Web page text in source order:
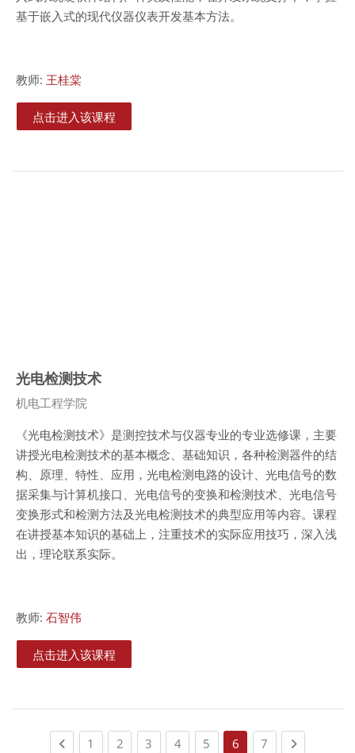
基于嵌入式的现代仪器仪表开发基本方法。
教师: 王桂棠
点击进入该课程
光电检测技术
课程类别
机电工程学院
《光电检测技术》是测控技术与仪器专业的专业选修课，主要
讲授光电检测技术的基本概念、基础知识，各种检测器件的结
构、原理、特性、应用，光电检测电路的设计、光电信号的数
据采集与计算机接口、光电信号的变换和检测技术、光电信号
变换形式和检测方法及光电检测技术的典型应用等内容。课程
在讲授基本知识的基础上，注重技术的实际应用技巧，深入浅
出，理论联系实际。
教师: 石智伟
点击进入该课程
Previous page
1 (current)
2(current)
3 (current)
4(current)
5 (current)
6 7 (current)Next page